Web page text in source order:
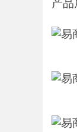
产品